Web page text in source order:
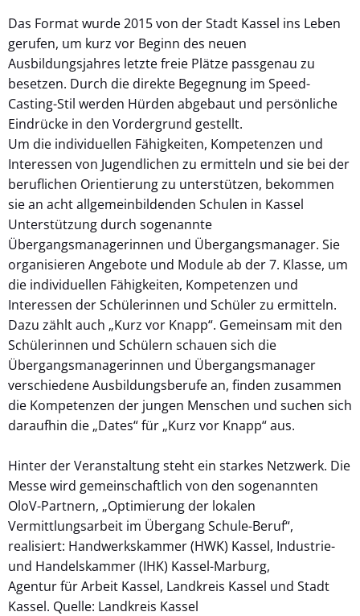
Das Format wurde 2015 von der Stadt Kassel ins Leben
gerufen, um kurz vor Beginn des neuen
Ausbildungsjahres letzte freie Plätze passgenau zu
besetzen. Durch die direkte Begegnung im Speed-
Casting-Stil werden Hürden abgebaut und persönliche
Eindrücke in den Vordergrund gestellt.
Um die individuellen Fähigkeiten, Kompetenzen und
Interessen von Jugendlichen zu ermitteln und sie bei der
beruflichen Orientierung zu unterstützen, bekommen
sie an acht allgemeinbildenden Schulen in Kassel
Unterstützung durch sogenannte
Übergangsmanagerinnen und Übergangsmanager. Sie
organisieren Angebote und Module ab der 7. Klasse, um
die individuellen Fähigkeiten, Kompetenzen und
Interessen der Schülerinnen und Schüler zu ermitteln.
Dazu zählt auch „Kurz vor Knapp“. Gemeinsam mit den
Schülerinnen und Schülern schauen sich die
Übergangsmanagerinnen und Übergangsmanager
verschiedene Ausbildungsberufe an, finden zusammen
die Kompetenzen der jungen Menschen und suchen sich
daraufhin die „Dates“ für „Kurz vor Knapp“ aus.
Hinter der Veranstaltung steht ein starkes Netzwerk. Die
Messe wird gemeinschaftlich von den sogenannten
OloV-Partnern, „Optimierung der lokalen
Vermittlungsarbeit im Übergang Schule-Beruf“,
realisiert: Handwerkskammer (HWK) Kassel, Industrie-
und Handelskammer (IHK) Kassel-Marburg,
Agentur für Arbeit Kassel, Landkreis Kassel und Stadt
Kassel. Quelle: Landkreis Kassel